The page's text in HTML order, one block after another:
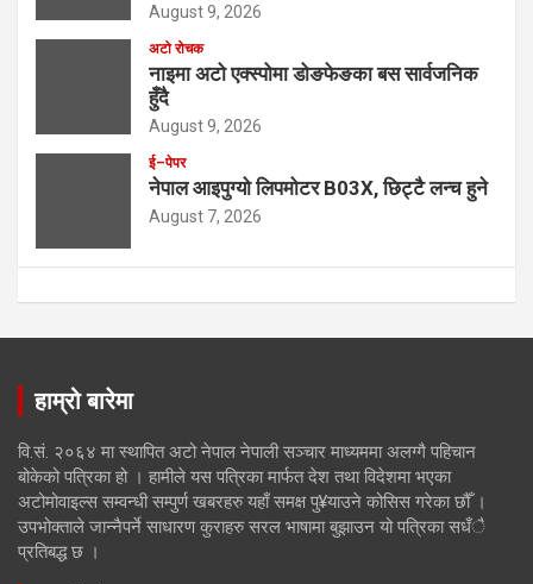
August 9, 2026
अटो रोचक
नाइमा अटो एक्स्पोमा डोङफेङका बस सार्वजनिक
हुँदै
August 9, 2026
ई–पेपर
नेपाल आइपुग्यो लिपमोटर B03X, छिट्टै लन्च हुने
August 7, 2026
हाम्रो बारेमा
वि.सं. २०६४ मा स्थापित अटो नेपाल नेपाली सञ्चार माध्यममा अलग्गै पहिचान
बोकेको पत्रिका हो । हामीले यस पत्रिका मार्फत देश तथा विदेशमा भएका
अटोमोवाइल्स सम्वन्धी सम्पुर्ण खबरहरु यहाँ समक्ष पु¥याउने कोसिस गरेका छौँ ।
उपभोक्ताले जान्नैपर्ने साधारण कुराहरु सरल भाषामा बुझाउन यो पत्रिका सधँै
प्रतिबद्ध छ ।